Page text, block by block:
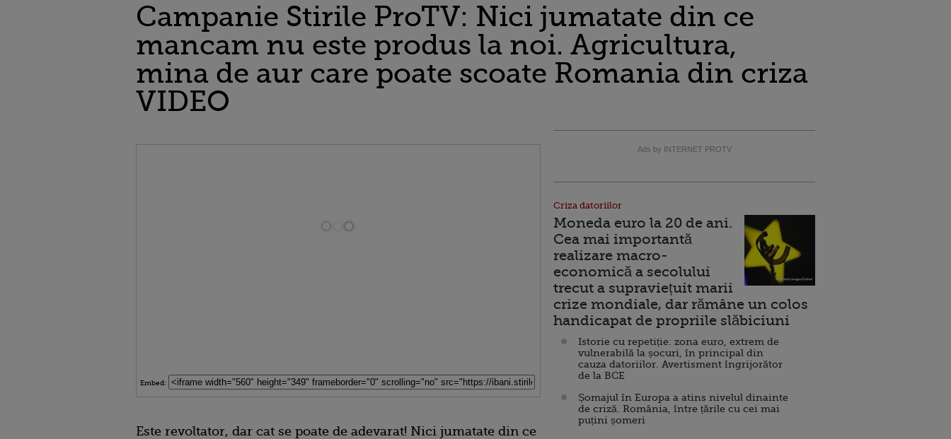
Campanie Stirile ProTV: Nici jumatate din ce
mancam nu este produs la noi. Agricultura,
mina de aur care poate scoate Romania din criza
VIDEO
Embed:
Este revoltator, dar cat se poate de adevarat! Nici jumatate din ce
Ads by INTERNET PROTV
Criza datoriilor
Moneda euro la 20 de ani.
Cea mai importantă
realizare macro-
economică a secolului
trecut a supraviețuit marii
crize mondiale, dar rămâne un colos
handicapat de propriile slăbiciuni
Istorie cu repetiție: zona euro, extrem de
vulnerabilă la șocuri, în principal din
cauza datoriilor. Avertisment îngrijorător
de la BCE
Șomajul în Europa a atins nivelul dinainte
de criză. România, între țările cu cei mai
puțini șomeri